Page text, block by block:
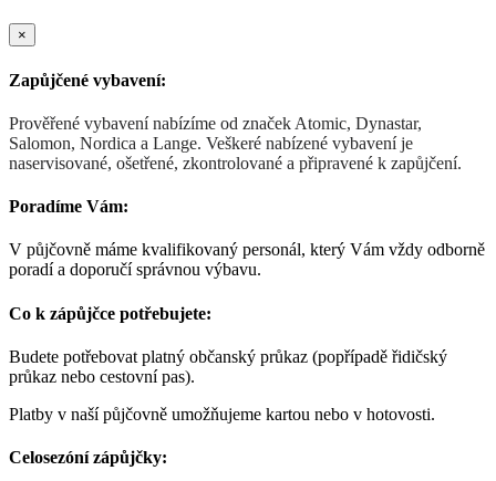
×
Zapůjčené vybavení:
Prověřené vybavení nabízíme od značek Atomic, Dynastar,
Salomon, Nordica a Lange. Veškeré nabízené vybavení je
naservisované, ošetřené, zkontrolované a připravené k zapůjčení.
Poradíme Vám:
V půjčovně máme kvalifikovaný personál, který Vám vždy odborně
poradí a doporučí správnou výbavu.
Co k zápůjčce potřebujete:
Budete potřebovat platný občanský průkaz (popřípadě řidičský
průkaz nebo cestovní pas).
Platby v naší půjčovně umožňujeme kartou nebo v hotovosti.
Celosezóní zápůjčky: